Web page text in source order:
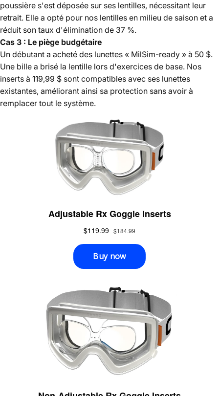
poussière s'est déposée sur ses lentilles, nécessitant leur
retrait. Elle a opté pour nos lentilles en milieu de saison et a
réduit son taux d'élimination de 37 %.
Cas 3 : Le piège budgétaire
Un débutant a acheté des lunettes « MilSim-ready » à 50 $.
Une bille a brisé la lentille lors d'exercices de base. Nos
inserts à 119,99 $ sont compatibles avec ses lunettes
existantes, améliorant ainsi sa protection sans avoir à
remplacer tout le système.